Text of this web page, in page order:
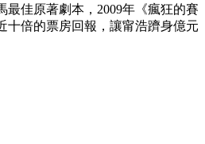
最佳原著劇本，2009年《瘋狂的賽
十倍的票房回報，讓甯浩躋身億元